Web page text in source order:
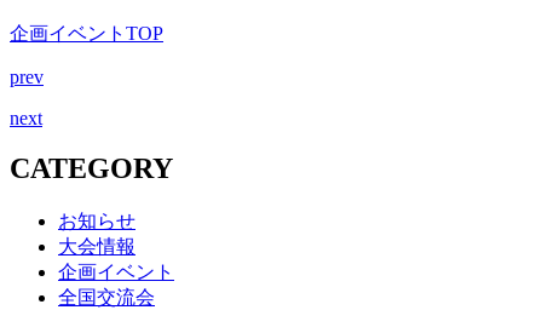
企画イベントTOP
prev
next
CATEGORY
お知らせ
大会情報
企画イベント
全国交流会